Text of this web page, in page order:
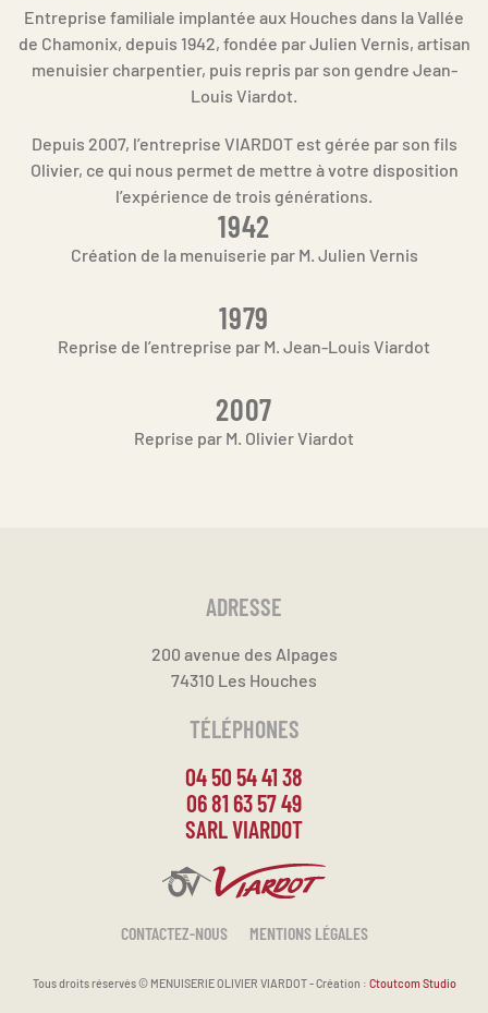
Entreprise familiale implantée aux Houches dans la Vallée
de Chamonix, depuis 1942, fondée par Julien Vernis, artisan
menuisier charpentier, puis repris par son gendre Jean-
Louis Viardot.
Depuis 2007, l’entreprise VIARDOT est gérée par son fils
Olivier, ce qui nous permet de mettre à votre disposition
l’expérience de trois générations.
1942
Création de la menuiserie par M. Julien Vernis
1979
Reprise de l’entreprise par M. Jean-Louis Viardot
2007
Reprise par M. Olivier Viardot
ADRESSE
200 avenue des Alpages
74310 Les Houches
SARL VIARDOT
CONTACTEZ-NOUS MENTIONS LÉGALES
Tous droits réservés © MENUISERIE OLIVIER VIARDOT - Création : Ctoutcom Studio
TÉLÉPHONES
04 50 54 41 38
06 81 63 57 49